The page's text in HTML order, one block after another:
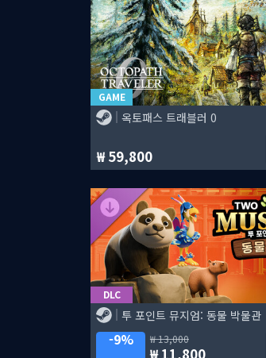
GAME
옥토패스 트래블러 0
59,800
DLC
투 포인트 뮤지엄: 동물 박물관
9% 13,000
11,800